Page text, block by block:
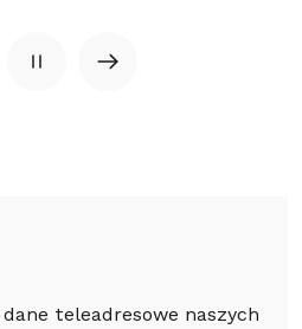
teleadresowe naszych